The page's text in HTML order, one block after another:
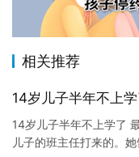
相关推荐
14岁儿子半年不上学
14岁儿子半年不上学了
儿子的班主任打来的。